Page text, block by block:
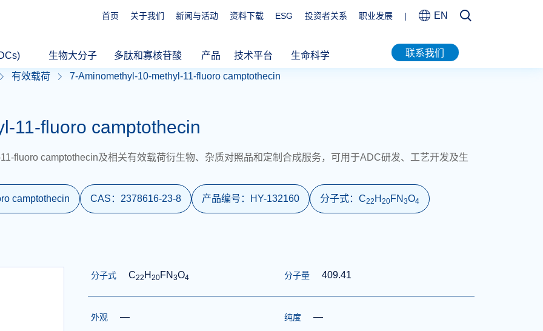
首页 关于我们 新闻与活动 资料下载 ESG 投资者关系 职业发展 | EN
生物大分子 多肽和寡核苷酸 产品 技术平台 生命科学 联系我们
有效载荷 7-Aminomethyl-10-methyl-11-fluoro camptothecin
11-fluoro camptothecin
fluoro camptothecin及相关有效载荷衍生物、杂质对照品和定制合成服务，可用于ADC研发、工艺开发及生
camptothecin CAS： 2378616-23-8 产品编号： HY-132160 分子式： C22 H 20FN 3O4
分子式 C22 H20FN3O4 分子量 409.41
外观 — 纯度 —